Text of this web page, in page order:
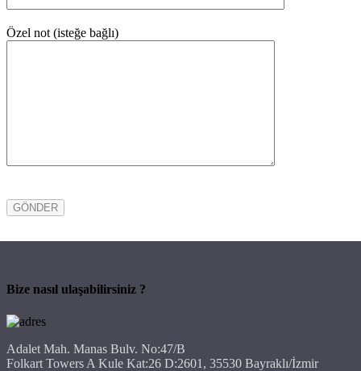
Özel not (isteğe bağlı)
Bize nasıl ulaşabilirsiniz ?
Adalet Mah. Manas Bulv. No:47/B
Folkart Towers A Kule Kat:26 D:2601, 35530 Bayraklı/İzmir